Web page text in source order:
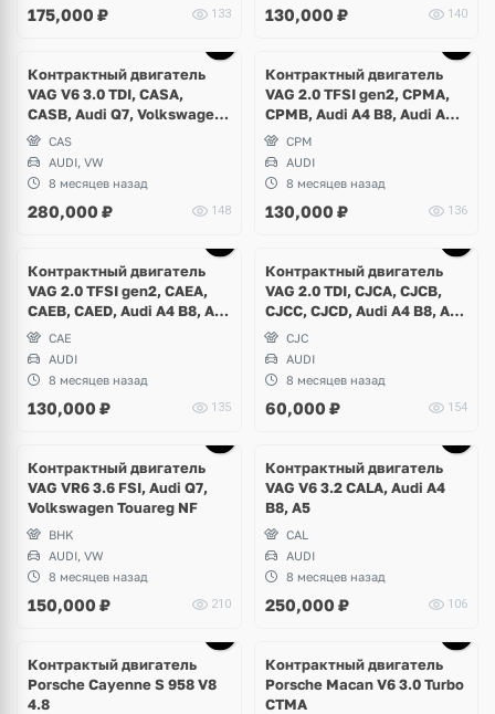
175,000 ₽ 133 130,000 ₽ 140
Контрактный двигатель
VAG V6 3.0 TDI, CASA,
CASB, Audi Q7, Volkswagen
Touareg GP
CAS
AUDI, VW
8 месяцев назад
280,000 ₽ 148
Контрактный двигатель
VAG 2.0 TFSI gen2, CPMA,
CPMB, Audi A4 B8, Audi A5,
Q5 USA
CPM
AUDI
8 месяцев назад
130,000 ₽ 136
Контрактный двигатель
VAG 2.0 TFSI gen2, CAEA,
CAEB, CAED, Audi A4 B8, A5,
A6 C7 USA
CAE
AUDI
8 месяцев назад
130,000 ₽ 135
Контрактный двигатель
VAG 2.0 TDI, CJCA, CJCB,
CJCC, CJCD, Audi A4 B8, A5,
Q5
CJC
AUDI
8 месяцев назад
60,000 ₽ 154
Контрактный двигатель
VAG VR6 3.6 FSI, Audi Q7,
Volkswagen Touareg NF
BHK
AUDI, VW
8 месяцев назад
150,000 ₽ 210
Контрактный двигатель
VAG V6 3.2 CALA, Audi A4
B8, A5
CAL
AUDI
8 месяцев назад
250,000 ₽ 106
Контрактый двигатель
Porsche Cayenne S 958 V8
4.8
Контрактный двигатель
Porsche Macan V6 3.0 Turbo
CTMA